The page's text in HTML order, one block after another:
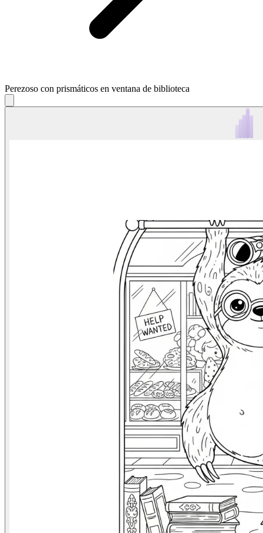
Perezoso con prismáticos en ventana de biblioteca